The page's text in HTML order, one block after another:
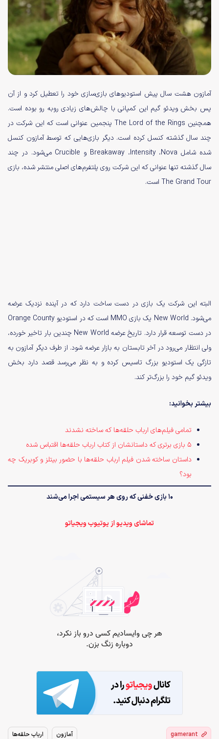
آمازون هشت سال پیش استودیوهای بازی‌سازی خود را تعطیل کرد و از آن
پس بخش ویدئو گیم این کمپانی با چالش‌های زیادی روبه رو بوده است.
همچنین The Lord of the Rings پنجمین عنوانی است که این شرکت در
چند سال گذشته کنسل کرده است. دیگر بازی‌هایی که توسط آمازون کنسل
شده شامل Breakaway ،Intensity ،Nova و Crucible می‌شود. در چند
سال گذشته تنها عنوانی که این شرکت روی پلتفرم‌های اصلی منتشر شده، بازی
The Grand Tour است.
البته این شرکت یک بازی در دست ساخت دارد که در آینده نزدیک عرضه
می‌شود. New World یک بازی MMO است که در استودیو Orange County
در دست توسعه قرار دارد. تاریخ عرضه New World چندین بار تاخیر خورده،
ولی انتظار می‌رود در آخر تابستان به بازار عرضه شود. از طرف دیگر آمازون به
تازگی یک استودیو بزرگ تاسیس کرده و به نظر می‌رسد قصد دارد بخش
ویدئو گیم خود را بزرگ‌تر کند.
بیشتر بخوانید:
تمامی فیلم‌های ارباب حلقه‌ها که ساخته نشدند
۵ بازی برتری که داستانشان از کتاب ارباب حلقه‌ها اقتباس شده
داستان ساخته شدن فیلم ارباب حلقه‌ها با حضور بیتلز و کوبریک چه
بود؟
10 بازی خفنی که روی هر سیستمی اجرا می‌شند
تماشای ویدیو از یوتیوب ویجیاتو
gamerant آمازون ارباب حلقه‌ها